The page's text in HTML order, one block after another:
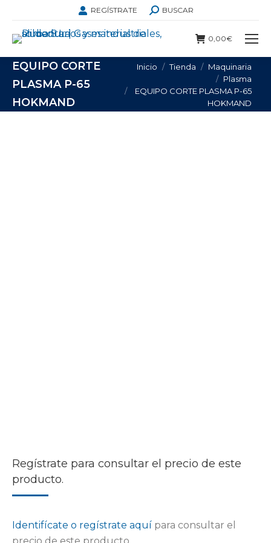
REGÍSTRATE BUSCAR:
BUSCAR
0,00€
EQUIPO CORTE
PLASMA P-65
HOKMAND
Estás aquí:
Inicio Tienda
Maquinaria
Plasma
EQUIPO CORTE PLASMA P-65
HOKMAND
Regístrate para consultar el precio de este
producto.
Identifícate o regístrate aquí para consultar el